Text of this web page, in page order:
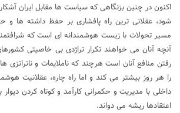
اکنون در چنین بزنگاهی که سیاست ها مقابل ایران
شود، عقلانی ترین راه پافشاری بر حفظ داشته ها و
مسیر تحولات با زیست هوشمندانه ای است که
آنچه آنان می خواهند تکرار تراژدی بی خاصیتی
رفتن منافع آنان است هرچند که ناملایمات و ناتراتزی
را هر روز بیشتر می کند و اما راه چاره، عقلانیت
داخلی با مدیریت و حکمرانی کارآمد و کوتاه کردن
اعتقادها ریشه می دواند.